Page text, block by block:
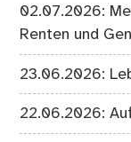
02.07.2026:
Renten und
23.06.2026:
22.06.2026: